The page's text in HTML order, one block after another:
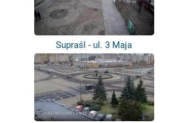
Supraśl - ul. 3 Maja